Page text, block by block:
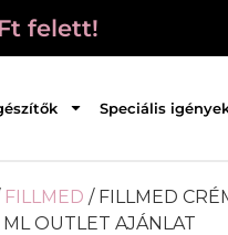
felett!
Speciális
FILLMED / FILLMED
OUTLET AJÁNLAT